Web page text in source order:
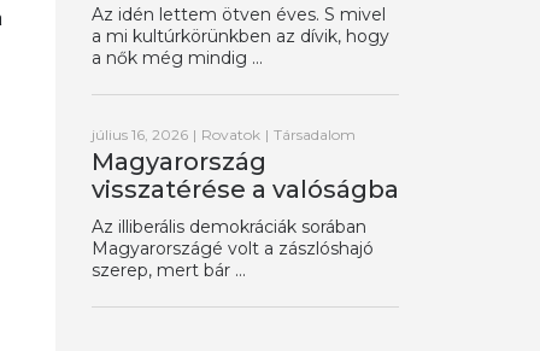
Az idén lettem ötven éves. S mivel
a mi kultúrkörünkben az dívik, hogy
a nők még mindig ...
július 16, 2026 | Rovatok | Társadalom
Magyarország
visszatérése a valóságba
Az illiberális demokráciák sorában
Magyarországé volt a zászlóshajó
szerep, mert bár ...